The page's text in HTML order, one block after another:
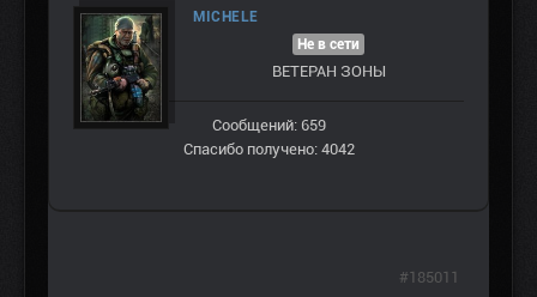
MICHELE
Не в сети
ВЕТЕРАН ЗOНЫ
Сообщений: 659
Спасибо получено: 4042
#185011